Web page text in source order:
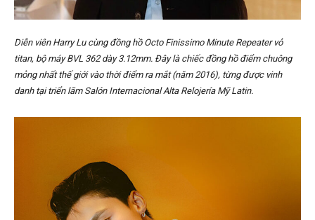
Diễn viên Harry Lu cùng đồng hồ Octo Finissimo Minute Repeater vỏ
titan, bộ máy BVL 362 dày 3.12mm. Đây là chiếc đồng hồ điểm chuông
mỏng nhất thế giới vào thời điểm ra mắt (năm 2016), từng được vinh
danh tại triển lãm Salón Internacional Alta Relojería Mỹ Latin.